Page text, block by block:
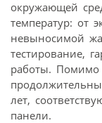
окружающей
температур: от
невыносимой
тестирование,
работы. Помимо
лет,
панели.